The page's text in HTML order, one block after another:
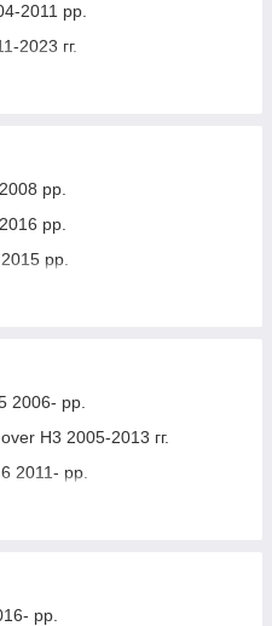
2011 рр.
2023 гг.
2001 рр.
2017 рр.
рр.
рр.
рр.
рр.
2009- рр.
2011- рр.
2016 гг.
рр.
2016 рр.
2006- рр.
H3 2005-2013 гг.
2011- рр.
2018-2024 рр.
рр.